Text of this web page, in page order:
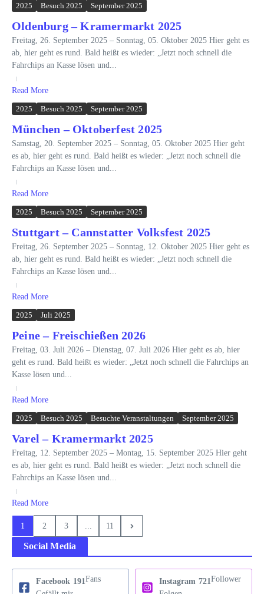
2025 Besuch 2025 September 2025
Oldenburg – Kramermarkt 2025
Freitag, 26. September 2025 – Sonntag, 05. Oktober 2025 Hier geht es
ab, hier geht es rund. Bald heißt es wieder: „Jetzt noch schnell die
Fahrchips an Kasse lösen und...
Read More
2025 Besuch 2025 September 2025
München – Oktoberfest 2025
Samstag, 20. September 2025 – Sonntag, 05. Oktober 2025 Hier geht
es ab, hier geht es rund. Bald heißt es wieder: „Jetzt noch schnell die
Fahrchips an Kasse lösen und...
Read More
2025 Besuch 2025 September 2025
Stuttgart – Cannstatter Volksfest 2025
Freitag, 26. September 2025 – Sonntag, 12. Oktober 2025 Hier geht es
ab, hier geht es rund. Bald heißt es wieder: „Jetzt noch schnell die
Fahrchips an Kasse lösen und...
Read More
2025 Juli 2025
Peine – Freischießen 2026
Freitag, 03. Juli 2026 – Dienstag, 07. Juli 2026 Hier geht es ab, hier
geht es rund. Bald heißt es wieder: „Jetzt noch schnell die Fahrchips an
Kasse lösen und...
Read More
2025 Besuch 2025 Besuchte Veranstaltungen September 2025
Varel – Kramermarkt 2025
Freitag, 12. September 2025 – Montag, 15. September 2025 Hier geht
es ab, hier geht es rund. Bald heißt es wieder: „Jetzt noch schnell die
Fahrchips an Kasse lösen und...
Read More
1 2 3 ... 11
Social Media
Facebook 191Fans
Instagram 721Follower